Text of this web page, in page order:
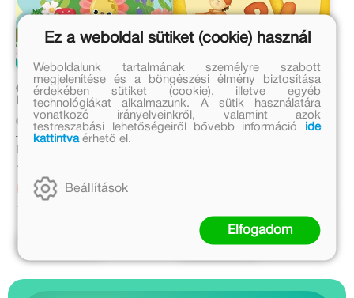
Csodálatos évszakok –
Nyár
Olesia Kuzo
Eredeti ár:
1 699 Ft
Kedvezményes ár:
1 189 Ft
Hangkaland 1.
Kiss Rebeka
Kosárba
Ez a weboldal sütiket (cookie) használ
Weboldalunk tartalmának személyre szabott
megjelenítése és a böngészési élmény biztosítása
érdekében sütiket (cookie), illetve egyéb
technológiákat alkalmazunk. A sütik használatára
vonatkozó irányelveinkről, valamint azok
testreszabási lehetőségeiről bővebb információ
ide
kattintvaérhető el.
Beállítások
Elfogadom